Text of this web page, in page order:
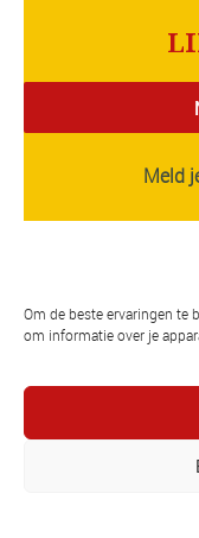
Om de beste ervaringen te
om informatie over je
Meld
BEKIJK